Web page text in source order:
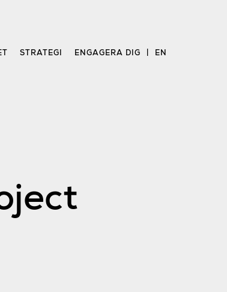
STRATEGI ENGAGERA DIG EN